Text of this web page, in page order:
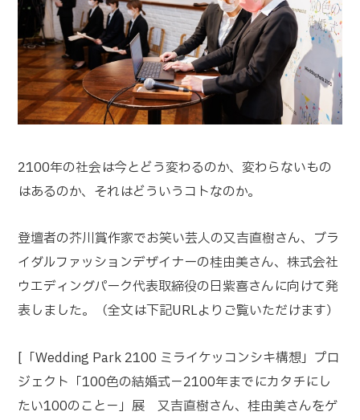
2100年の社会は今とどう変わるのか、変わらないもの
はあるのか、それはどういうコトなのか。
登壇者の芥川賞作家でお笑い芸人の又吉直樹さん、ブラ
イダルファッションデザイナーの桂由美さん、株式会社
ウエディングパーク代表取締役の日紫喜さんに向けて発
表しました。（全文は下記URLよりご覧いただけます）
[「Wedding Park 2100 ミライケッコンシキ構想」プロ
ジェクト「100色の結婚式−2100年までにカタチにし
たい100のこと−」展 又吉直樹さん、桂由美さんをゲ